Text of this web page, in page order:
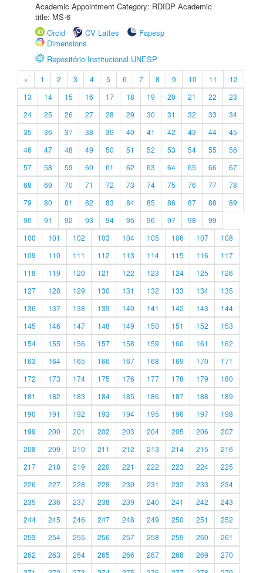
Academic Appointment Category: RDIDP Academic
title: MS-6
Orcid
CV Lattes
Fapesp
Dimensions
Repositório Institucional UNESP
« 1 2 3 4 5 6 7 8 9 10 11
12
13
14 15 16 17 18 19 20 21 22
23
24
25 26 27 28 29 30 31 32 33
34
35
36 37 38 39 40 41 42 43 44
45
46
47 48 49 50 51 52 53 54 55
56
57
58 59 60 61 62 63 64 65 66
67
68
69 70 71 72 73 74 75 76 77
78
79
80 81 82 83 84 85 86 87 88
89
90
91 92 93 94 95 96 97 98
99
100
101 102 103 104 105 106 107
108
109
110 111 112 113 114 115 116
117
118
119 120 121 122 123 124 125
126
127
128 129 130 131 132 133 134
135
136
137 138 139 140 141 142 143
144
145
146 147 148 149 150 151 152
153
154
155 156 157 158 159 160 161
162
163
164 165 166 167 168 169 170
171
172
173 174 175 176 177 178 179
180
181
182 183 184 185 186 187 188
189
190
191 192 193 194 195 196 197
198
199
200 201 202 203 204 205 206
207
208
209 210 211 212 213 214 215
216
217
218 219 220 221 222 223 224
225
226
227 228 229 230 231 232 233
234
235
236 237 238 239 240 241 242
243
244
245 246 247 248 249 250 251
252
253
254 255 256 257 258 259 260
261
262
263 264 265 266 267 268 269
270